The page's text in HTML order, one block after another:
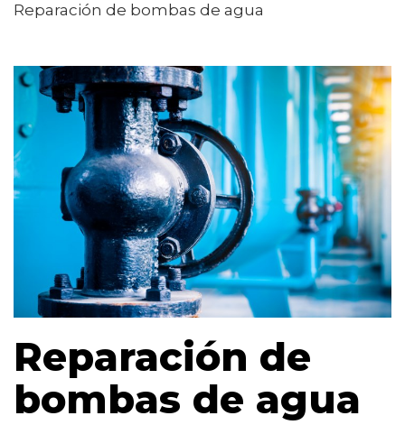
Reparación de bombas de agua
Reparación de
bombas de agua